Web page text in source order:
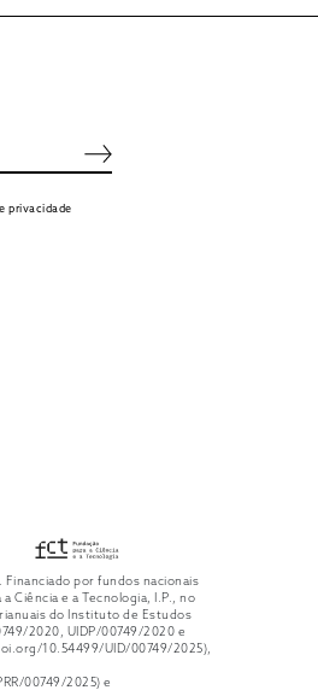
privacidade
por fundos nacionais
Ciência e a Tecnologia, I.P., no
do Instituto de Estudos
2020, UIDP/00749/2020 e
10.54499/UID/00749/2025),
00749/2025) e